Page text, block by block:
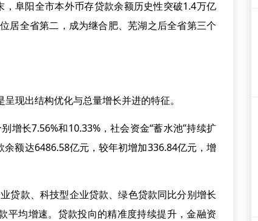
阜阳全市本外币存贷款余额历史性突破1.4万亿
居全省第二，成为继合肥、芜湖之后全省第三个
现出结构优化与总量增长并进的特征。
长7.56%和10.33%，社会资金“蓄水池”持续扩
额达6486.58亿元，较年初增加336.84亿元，增
款、科技型企业贷款、绿色贷款同比分别增长
平均增速。贷款投向的精准度持续提升，金融资